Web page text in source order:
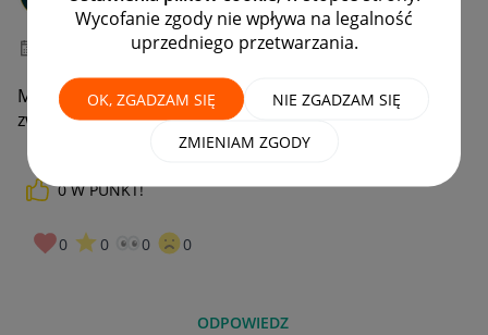
Wycofanie zgody nie wpływa na legalność
uprzedniego przetwarzania.
OK, ZGADZAM SIĘ NIE ZGADZAM SIĘ
ZMIENIAM ZGODY
22:54
Moja wina nie doczytałam że nie ma WiFi czy można
zwrócić drukarkę jak się napełniło ją tuszem
0W PUNKT!
0 0 0 0
ODPOWIEDZ